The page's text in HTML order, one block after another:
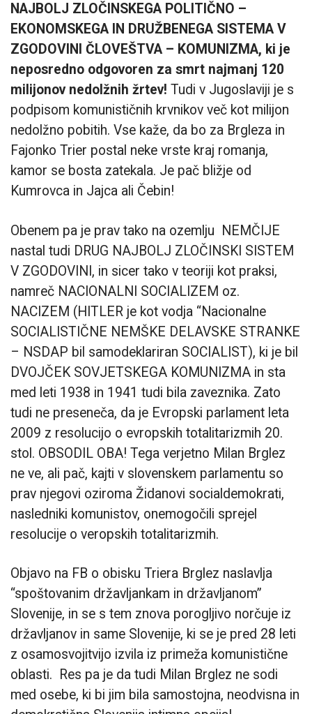
NAJBOLJ ZLOČINSKEGA POLITIČNO –
EKONOMSKEGA IN DRUŽBENEGA SISTEMA V
ZGODOVINI ČLOVEŠTVA – KOMUNIZMA, ki je
neposredno odgovoren za smrt najmanj 120
milijonov nedolžnih žrtev! Tudi v Jugoslaviji je s
podpisom komunističnih krvnikov več kot milijon
nedolžno pobitih. Vse kaže, da bo za Brgleza in
Fajonko Trier postal neke vrste kraj romanja,
kamor se bosta zatekala. Je pač bližje od
Kumrovca in Jajca ali Čebin!
Obenem pa je prav tako na ozemlju NEMČIJE
nastal tudi DRUG NAJBOLJ ZLOČINSKI SISTEM
V ZGODOVINI, in sicer tako v teoriji kot praksi,
namreč NACIONALNI SOCIALIZEM oz.
NACIZEM (HITLER je kot vodja “Nacionalne
SOCIALISTIČNE NEMŠKE DELAVSKE STRANKE
– NSDAP bil samodeklariran SOCIALIST), ki je bil
DVOJČEK SOVJETSKEGA KOMUNIZMA in sta
med leti 1938 in 1941 tudi bila zaveznika. Zato
tudi ne preseneča, da je Evropski parlament leta
2009 z resolucijo o evropskih totalitarizmih 20.
stol. OBSODIL OBA! Tega verjetno Milan Brglez
ne ve, ali pač, kajti v slovenskem parlamentu so
prav njegovi oziroma Židanovi socialdemokrati,
nasledniki komunistov, onemogočili sprejel
resolucije o veropskih totalitarizmih.
Objavo na FB o obisku Triera Brglez naslavlja
“spoštovanim državljankam in državljanom”
Slovenije, in se s tem znova porogljivo norčuje iz
državljanov in same Slovenije, ki se je pred 28 leti
z osamosvojitvijo izvila iz primeža komunistične
oblasti. Res pa je da tudi Milan Brglez ne sodi
med osebe, ki bi jim bila samostojna, neodvisna in